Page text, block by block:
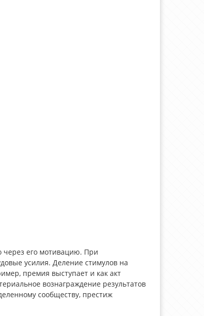
через его мотивацию. При
усилия. Деление стимулов на
премия выступает и как акт
вознаграждение результатов
сообществу, престиж